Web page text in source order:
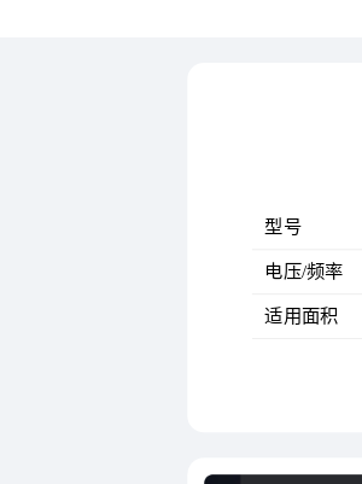
型号
电压/频率
适用面积